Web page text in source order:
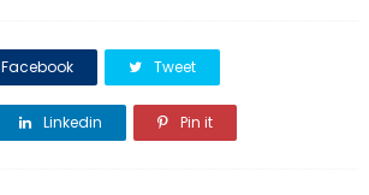
Facebook Tweet
Linkedin Pin it